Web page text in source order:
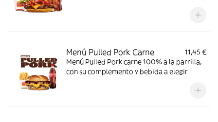
Menú Pulled Pork Carne
11,45 €
Menú Pulled Pork carne 100% a la parrilla,
con su complemento y bebida a elegir